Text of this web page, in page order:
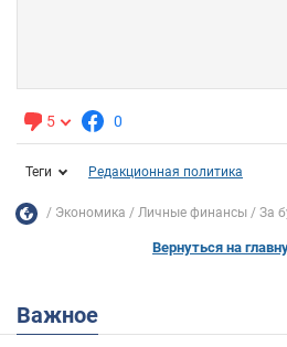
5 0
Теги Редакционная политика
Экономика Личные финансы За
Вернуться на
Важное